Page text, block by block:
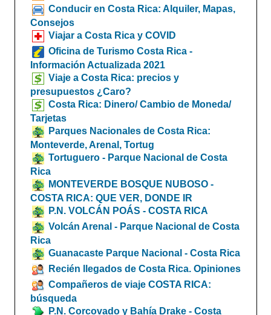
Conducir en Costa Rica: Alquiler, Mapas,
Consejos
Viajar a Costa Rica y COVID
Oficina de Turismo Costa Rica -
Información Actualizada 2021
Viaje a Costa Rica: precios y
presupuestos ¿Caro?
Costa Rica: Dinero/ Cambio de Moneda/
Tarjetas
Parques Nacionales de Costa Rica:
Monteverde, Arenal, Tortug
Tortuguero - Parque Nacional de Costa
Rica
MONTEVERDE BOSQUE NUBOSO -
COSTA RICA: QUE VER, DONDE IR
P.N. VOLCÁN POÁS - COSTA RICA
Volcán Arenal - Parque Nacional de Costa
Rica
Guanacaste Parque Nacional - Costa Rica
Recién llegados de Costa Rica. Opiniones
Compañeros de viaje COSTA RICA:
búsqueda
P.N. Corcovado y Bahía Drake - Costa